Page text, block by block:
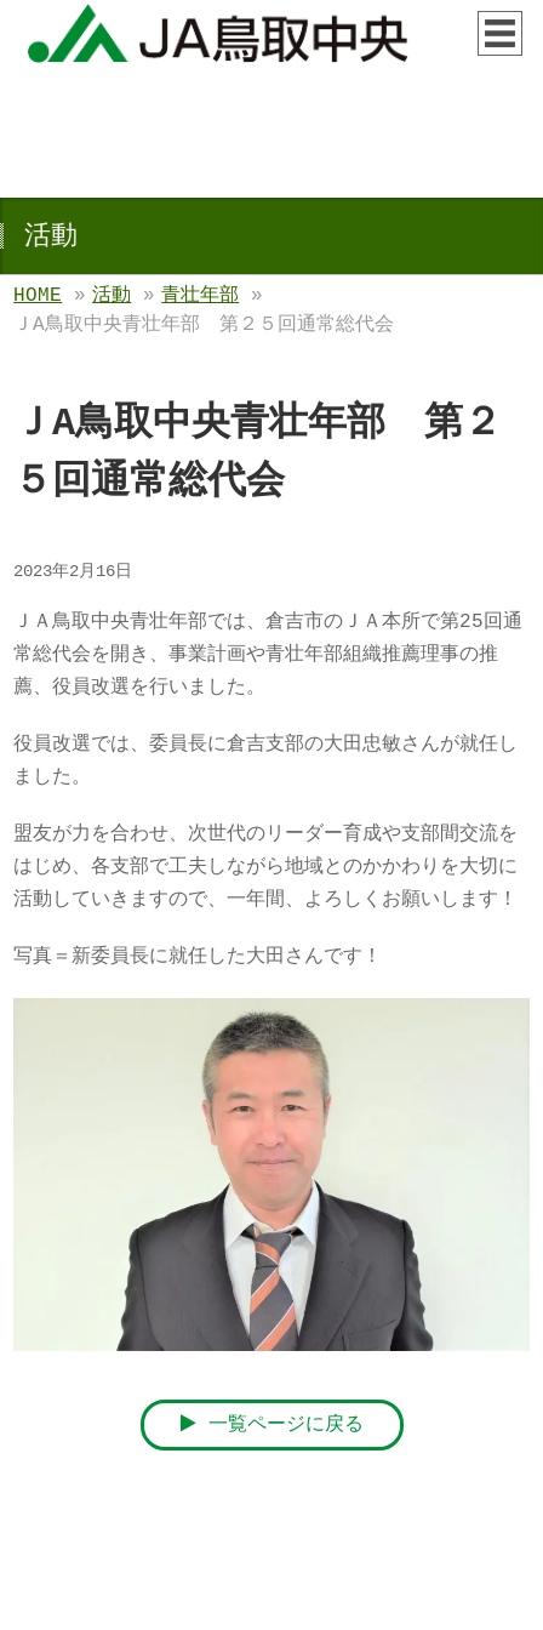
活動
HOME » 活動 » 青壮年部 »
ＪA鳥取中央青壮年部 第２５回通常総代会
ＪA鳥取中央青壮年部 第２
５回通常総代会
2023年2月16日
ＪＡ鳥取中央青壮年部では、倉吉市のＪＡ本所で第25回通
常総代会を開き、事業計画や青壮年部組織推薦理事の推
薦、役員改選を行いました。
役員改選では、委員長に倉吉支部の大田忠敏さんが就任し
ました。
盟友が力を合わせ、次世代のリーダー育成や支部間交流を
はじめ、各支部で工夫しながら地域とのかかわりを大切に
活動していきますので、一年間、よろしくお願いします！
写真＝新委員長に就任した大田さんです！
一覧ページに戻る